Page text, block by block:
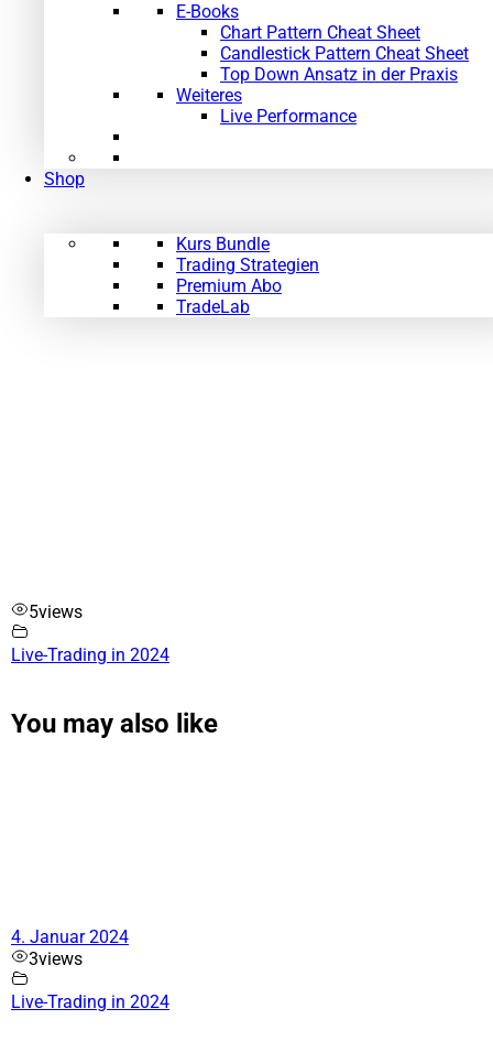
E-Books
Chart Pattern Cheat Sheet
Candlestick Pattern Cheat Sheet
Top Down Ansatz in der Praxis
Weiteres
Live Performance
Shop
Kurs Bundle
Trading Strategien
Premium Abo
TradeLab
5views
Live-Trading in 2024
You may also like
4. Januar 2024
3views
Live-Trading in 2024